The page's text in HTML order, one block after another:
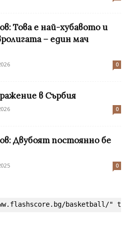
Това е най-хубавото и
– един мач
0
в Сърбия
0
Двубоят постоянно бе
0
basketball/"